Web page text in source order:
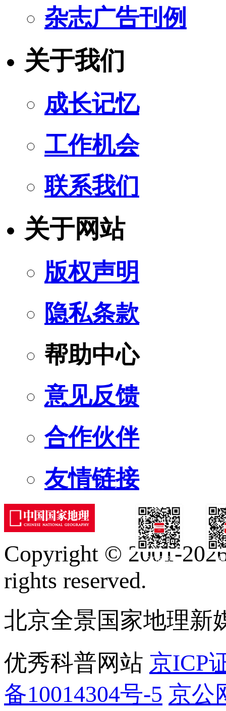
杂志广告刊例
关于我们
成长记忆
工作机会
联系我们
关于网站
版权声明
隐私条款
帮助中心
意见反馈
合作伙伴
友情链接
订阅号
Copyright © 2001-
rights reserved.
北京全景国家地理新
优秀科普网站 京ICP
备10014304号-5 京公